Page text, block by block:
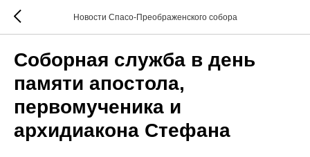
Новости Спасо-Преображенского собора
Соборная служба в день
памяти апостола,
первомученика и
архидиакона Стефана